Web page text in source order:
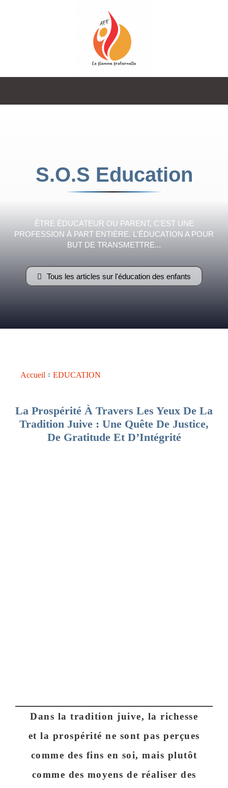
Fraternelle
–
AFF
S.O.S Education
ÊTRE ÉDUCATEUR OU PARENT, C'EST UNE
PROFESSION À PART ENTIÈRE. L'ÉDUCATION A POUR
BUT DE TRANSMETTRE...
Tous les articles sur l'éducation des enfants
Accueil EDUCATION
La Prospérité À Travers Les Yeux De La
Tradition Juive : Une Quête De Justice,
De Gratitude Et D’Intégrité
Dans la tradition juive, la richesse
et la prospérité ne sont pas perçues
comme des fins en soi, mais plutôt
comme des moyens de réaliser des